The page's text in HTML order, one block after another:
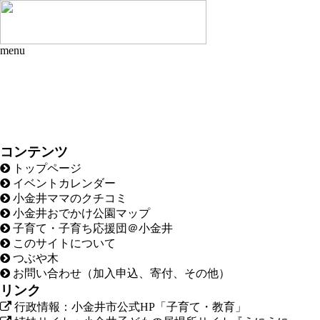
menu
コンテンツ
トップページ
イベントカレンダー
小金井ママのクチコミ
小金井おでかけ公園マップ
子育て・子育ち応援団＠小金井
このサイトについて
つぶや木
お問い合わせ（加入申込、寄付、その他）
リンク
行政情報：小金井市公式HP「子育て・教育」